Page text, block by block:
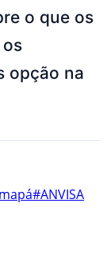
o que os
opção na
#ANVISA